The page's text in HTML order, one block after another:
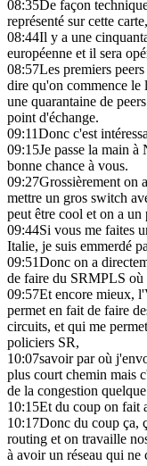
08:35De façon
représenté sur cette
08:44Il y a une
européenne et il sera
08:57Les premiers
dire qu'on commence le
une quarantaine de
point d'échange.
09:11Donc c'est
09:15Je passe la main à
bonne chance à vous.
09:27Grossièrement on
mettre un gros switch
peut être cool et on a un
09:44Si vous me faites
Italie, je suis emmerdé
09:51Donc on a
de faire du SRMPLS
09:57Et encore mieux,
permet en fait de faire
circuits, et qui me
policiers SR,
10:07savoir par où
plus court chemin mais
de la congestion
10:15Et du coup on fait
10:17Donc du coup ça,
routing et on travaille
à avoir un réseau qui ne